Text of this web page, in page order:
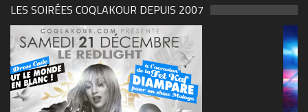
LES SOIRÉES COQLAKOUR DEPUIS 2007